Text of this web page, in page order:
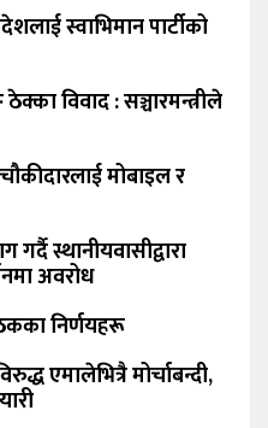
स्वाभिमान पार्टीको
विवाद : सञ्चारमन्त्रीले
मोबाइल र
स्थानीयवासीद्वारा
अवरोध
निर्णयहरू
एमालेभित्रै मोर्चाबन्दी,